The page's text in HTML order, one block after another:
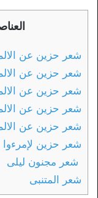
شعر حزين عن
شعر حزين عن
شعر حزين عن
شعر حزين عن
شعر حزين عن
شعر حزين
شعر مجنون لیلی
شعر المتنبی